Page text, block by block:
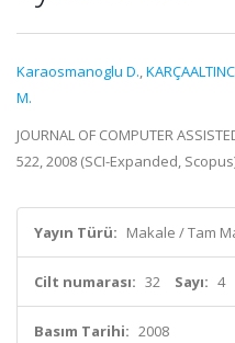
Karaosmanoglu D.,
M.
JOURNAL OF COMPUTER
522, 2008 (SCI-Expanded,
Yayın Türü: Makale / Tam
Cilt numarası: 32 Sayı: 4
Basım Tarihi: 2008